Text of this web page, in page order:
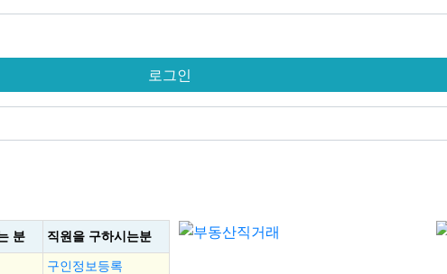
분 직원을 구하시는분
구인정보등록